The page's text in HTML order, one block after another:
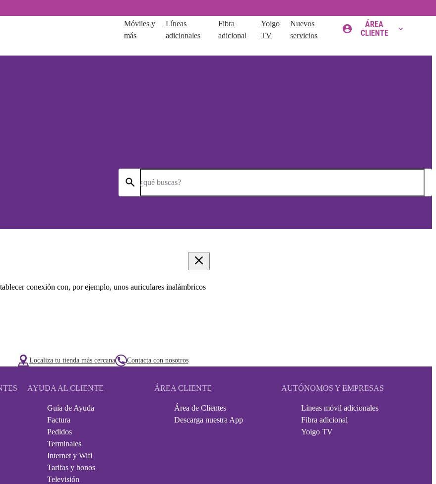
Móviles y
más
Líneas
adicionales
Fibra
adicional
Yoigo
TV
Nuevos
servicios
ÁREA
CLIENTE
¿qué buscas?
conexión con, por ejemplo, unos auriculares inalámbricos
Localiza tu tienda más cercana Contacta con nosotros
AYUDA AL CLIENTE
Guía de Ayuda
Factura
Pedidos
Terminales
Internet y Wifi
Tarifas y bonos
Televisión
ÁREA CLIENTE
Área de Clientes
Descarga nuestra App
AUTÓNOMOS Y EMPRESAS
Líneas móvil adicionales
Fibra adicional
Yoigo TV